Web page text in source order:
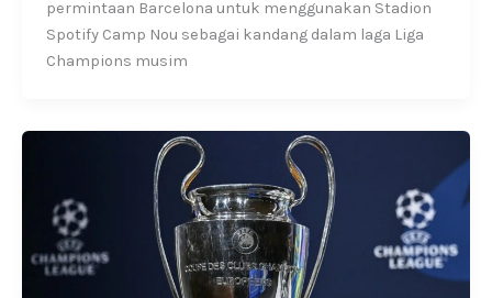
permintaan Barcelona untuk menggunakan Stadion
Spotify Camp Nou sebagai kandang dalam laga Liga
Champions musim